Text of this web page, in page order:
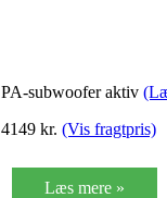
PA-subwoofer aktiv
4149 kr. (Vis fragtpris)
Læs mere »